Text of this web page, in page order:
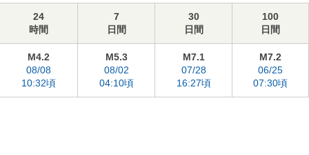
24
時間
7
日間
30
日間
100
日間
M4.2
08/08
10:32頃
M5.3
08/02
04:10頃
M7.1
07/28
16:27頃
M7.2
06/25
07:30頃